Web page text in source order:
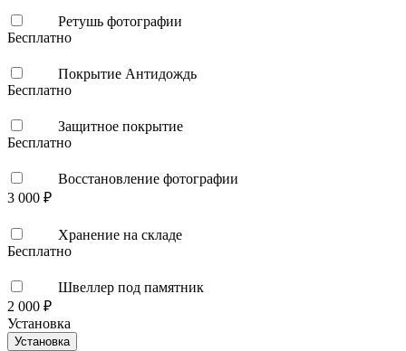
Ретушь фотографии
Бесплатно
Покрытие Антидождь
Бесплатно
Защитное покрытие
Бесплатно
Восстановление фотографии
3 000 ₽
Хранение на складе
Бесплатно
Швеллер под памятник
2 000 ₽
Установка
Установка